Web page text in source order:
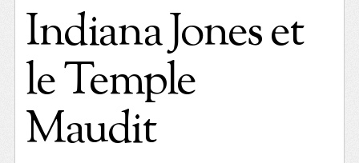
Indiana Jones et
le Temple
Maudit